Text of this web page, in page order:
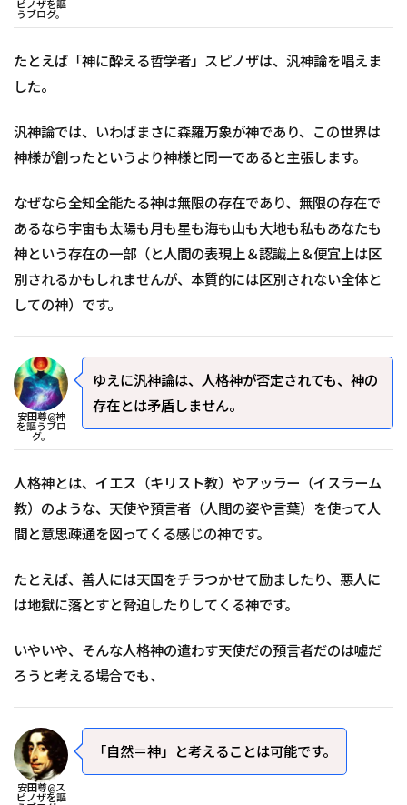
ピノザを謳
うブログ。
たとえば「神に酔える哲学者」スピノザは、汎神論を唱えま
した。
汎神論では、いわばまさに森羅万象が神であり、この世界は
神様が創ったというより神様と同一であると主張します。
なぜなら全知全能たる神は無限の存在であり、無限の存在で
あるなら宇宙も太陽も月も星も海も山も大地も私もあなたも
神という存在の一部（と人間の表現上＆認識上＆便宜上は区
別されるかもしれませんが、本質的には区別されない全体と
しての神）です。
安田尊@神
を謳うブロ
グ。
ゆえに汎神論は、人格神が否定されても、神の
存在とは矛盾しません。
人格神とは、イエス（キリスト教）やアッラー（イスラーム
教）のような、天使や預言者（人間の姿や言葉）を使って人
間と意思疎通を図ってくる感じの神です。
たとえば、善人には天国をチラつかせて励ましたり、悪人に
は地獄に落とすと脅迫したりしてくる神です。
いやいや、そんな人格神の遣わす天使だの預言者だのは嘘だ
ろうと考える場合でも、
安田尊@ス
ピノザを謳
「自然＝神」と考えることは可能です。